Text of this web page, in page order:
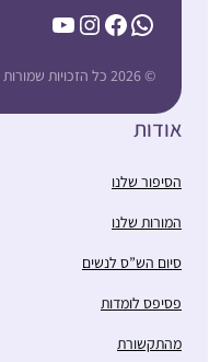
WhatsApp
Facebook
Instagram
YouTube
© 2026 כל הזכויות שמורות להדרן
אודות
הסיפור שלנו
המורות שלנו
סיום הש”ס לנשים
פסיפס לומדות
מהתקשורת